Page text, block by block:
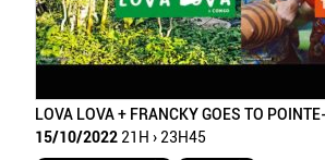
LOVA LOVA + FRANCKY GOES TO
15/10/2022 21H › 23H45